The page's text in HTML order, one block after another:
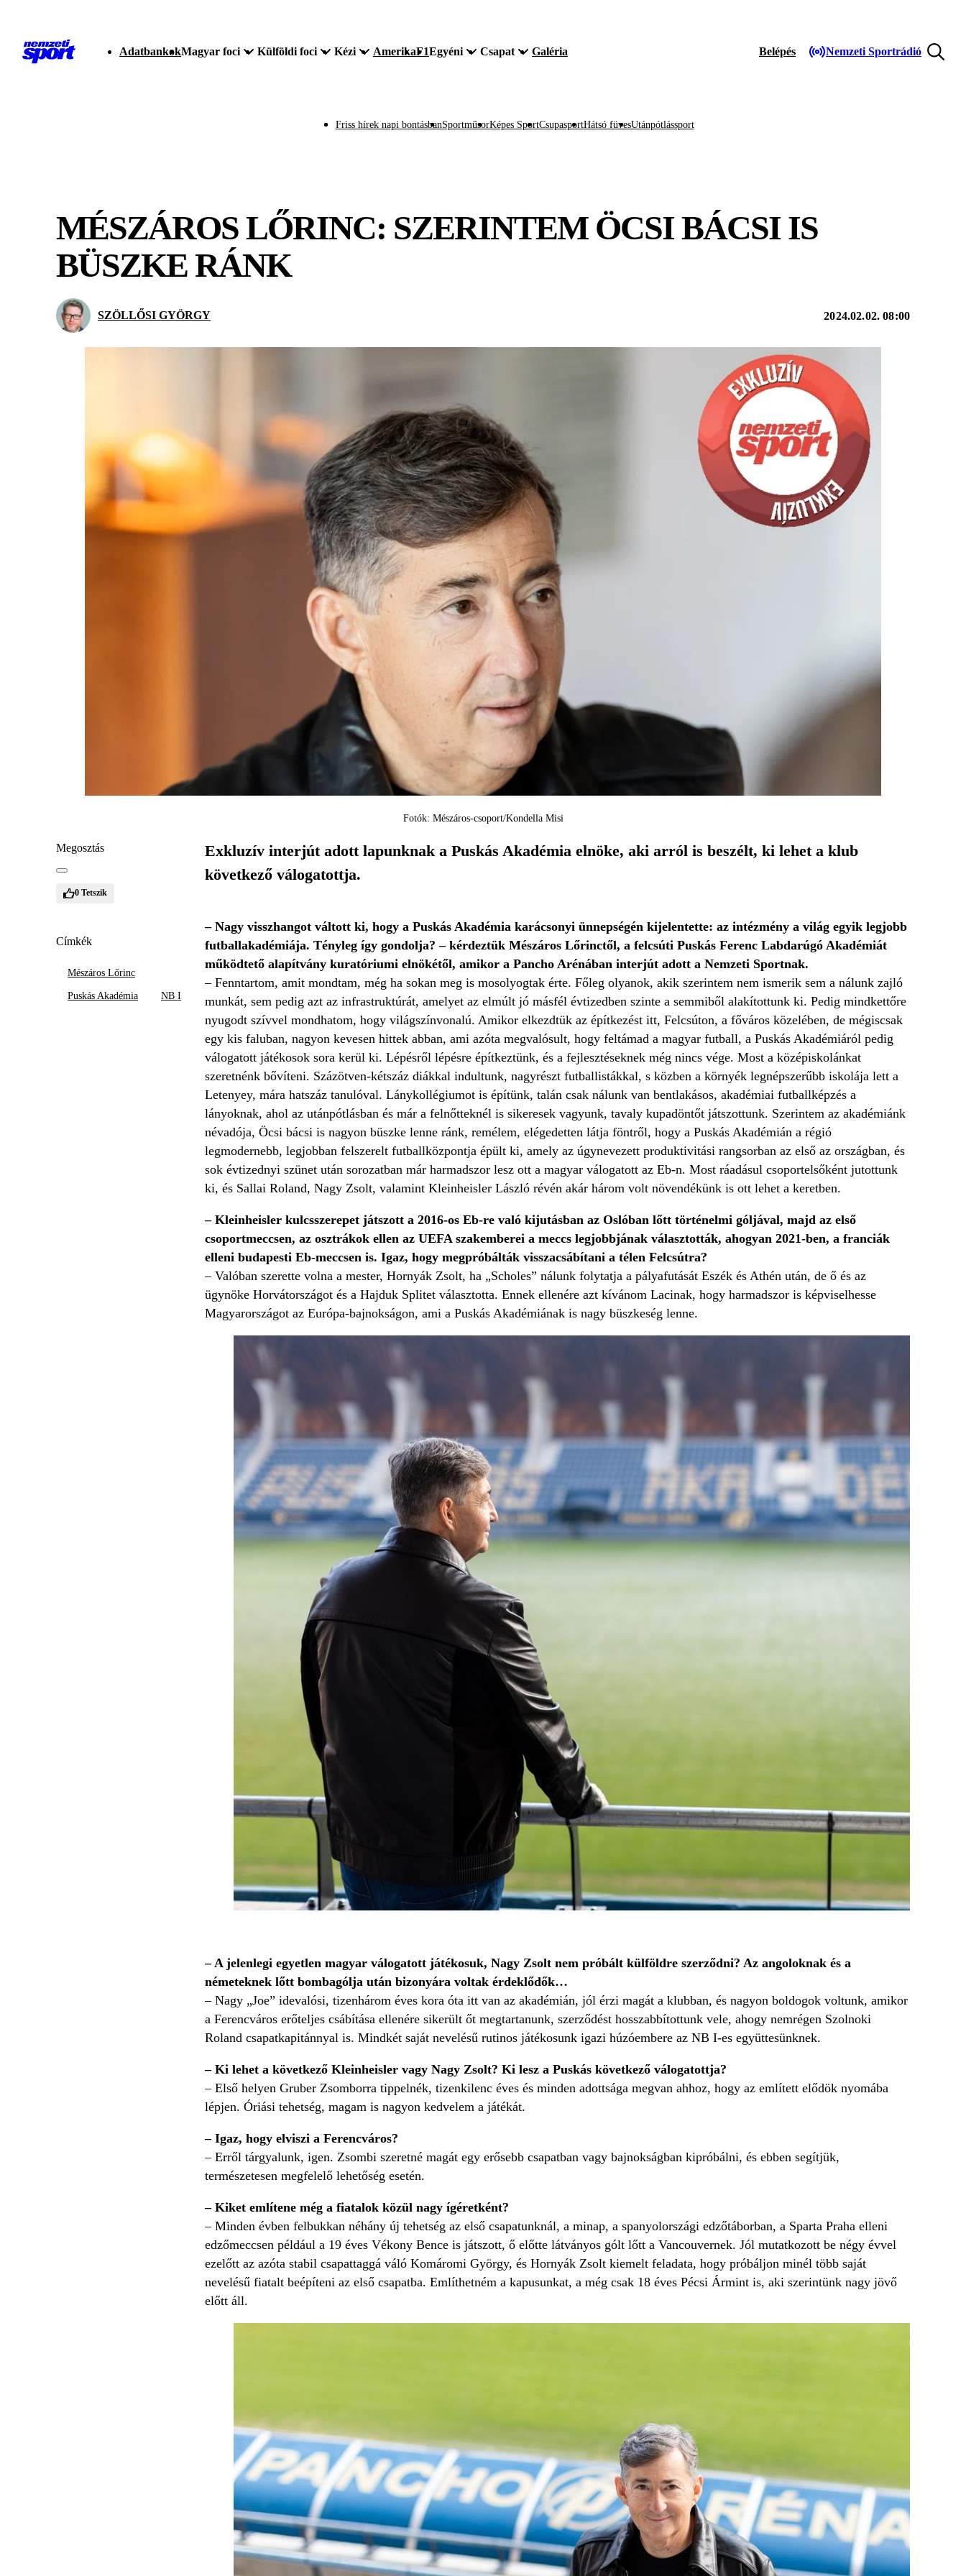
AdatbankokMagyar foci Külföldi foci Kézi AmerikaF1Egyéni Csapat Galéria Belépés Nemzeti Sportrádió
Friss hírek napi bontásbanSportműsorKépes SportCsupasportHátsó füvesUtánpótlássport
MÉSZÁROS LŐRINC: SZERINTEM ÖCSI BÁCSI IS
BÜSZKE RÁNK
SZÖLLŐSI GYÖRGY 2024.02.02. 08:00
Fotók: Mészáros-csoport/Kondella Misi
Megosztás
0 Tetszik
Címkék
Mészáros Lőrinc
Puskás Akadémia NB I
Exkluzív interjút adott lapunknak a Puskás Akadémia elnöke, aki arról is beszélt, ki lehet a klub
következő válogatottja.
– Nagy visszhangot váltott ki, hogy a Puskás Akadémia karácsonyi ünnepségén kijelentette: az intézmény a világ egyik legjobb
futballakadémiája. Tényleg így gondolja? – kérdeztük Mészáros Lőrinctől, a felcsúti Puskás Ferenc Labdarúgó Akadémiát
működtető alapítvány kuratóriumi elnökétől, amikor a Pancho Arénában interjút adott a Nemzeti Sportnak.
– Fenntartom, amit mondtam, még ha sokan meg is mosolyogtak érte. Főleg olyanok, akik szerintem nem ismerik sem a nálunk zajló
munkát, sem pedig azt az infrastruktúrát, amelyet az elmúlt jó másfél évtizedben szinte a semmiből alakítottunk ki. Pedig mindkettőre
nyugodt szívvel mondhatom, hogy világszínvonalú. Amikor elkezdtük az építkezést itt, Felcsúton, a főváros közelében, de mégiscsak
egy kis faluban, nagyon kevesen hittek abban, ami azóta megvalósult, hogy feltámad a magyar futball, a Puskás Akadémiáról pedig
válogatott játékosok sora kerül ki. Lépésről lépésre építkeztünk, és a fejlesztéseknek még nincs vége. Most a középiskolánkat
szeretnénk bővíteni. Százötven-kétszáz diákkal indultunk, nagyrészt futballistákkal, s közben a környék legnépszerűbb iskolája lett a
Letenyey, mára hatszáz tanulóval. Lánykollégiumot is építünk, talán csak nálunk van bentlakásos, akadémiai futballképzés a
lányoknak, ahol az utánpótlásban és már a felnőtteknél is sikeresek vagyunk, tavaly kupadöntőt játszottunk. Szerintem az akadémiánk
névadója, Öcsi bácsi is nagyon büszke lenne ránk, remélem, elégedetten látja föntről, hogy a Puskás Akadémián a régió
legmodernebb, legjobban felszerelt futballközpontja épült ki, amely az úgynevezett produktivitási rangsorban az első az országban, és
sok évtizednyi szünet után sorozatban már harmadszor lesz ott a magyar válogatott az Eb-n. Most ráadásul csoportelsőként jutottunk
ki, és Sallai Roland, Nagy Zsolt, valamint Kleinheisler László révén akár három volt növendékünk is ott lehet a keretben.
– Kleinheisler kulcsszerepet játszott a 2016-os Eb-re való kijutásban az Oslóban lőtt történelmi góljával, majd az első
csoportmeccsen, az osztrákok ellen az UEFA szakemberei a meccs legjobbjának választották, ahogyan 2021-ben, a franciák
elleni budapesti Eb-meccsen is. Igaz, hogy megpróbálták visszacsábítani a télen Felcsútra?
– Valóban szerette volna a mester, Hornyák Zsolt, ha „Scholes” nálunk folytatja a pályafutását Eszék és Athén után, de ő és az
ügynöke Horvátországot és a Hajduk Splitet választotta. Ennek ellenére azt kívánom Lacinak, hogy harmadszor is képviselhesse
Magyarországot az Európa-bajnokságon, ami a Puskás Akadémiának is nagy büszkeség lenne.
– A jelenlegi egyetlen magyar válogatott játékosuk, Nagy Zsolt nem próbált külföldre szerződni? Az angoloknak és a
németeknek lőtt bombagólja után bizonyára voltak érdeklődők…
– Nagy „Joe” idevalósi, tizenhárom éves kora óta itt van az akadémián, jól érzi magát a klubban, és nagyon boldogok voltunk, amikor
a Ferencváros erőteljes csábítása ellenére sikerült őt megtartanunk, szerződést hosszabbítottunk vele, ahogy nemrégen Szolnoki
Roland csapatkapitánnyal is. Mindkét saját nevelésű rutinos játékosunk igazi húzóembere az NB I-es együttesünknek.
– Ki lehet a következő Kleinheisler vagy Nagy Zsolt? Ki lesz a Puskás következő válogatottja?
– Első helyen Gruber Zsomborra tippelnék, tizenkilenc éves és minden adottsága megvan ahhoz, hogy az említett elődök nyomába
lépjen. Óriási tehetség, magam is nagyon kedvelem a játékát.
– Igaz, hogy elviszi a Ferencváros?
– Erről tárgyalunk, igen. Zsombi szeretné magát egy erősebb csapatban vagy bajnokságban kipróbálni, és ebben segítjük,
természetesen megfelelő lehetőség esetén.
– Kiket említene még a fiatalok közül nagy ígéretként?
– Minden évben felbukkan néhány új tehetség az első csapatunknál, a minap, a spanyolországi edzőtáborban, a Sparta Praha elleni
edzőmeccsen például a 19 éves Vékony Bence is játszott, ő előtte látványos gólt lőtt a Vancouvernek. Jól mutatkozott be négy évvel
ezelőtt az azóta stabil csapattaggá váló Komáromi György, és Hornyák Zsolt kiemelt feladata, hogy próbáljon minél több saját
nevelésű fiatalt beépíteni az első csapatba. Említhetném a kapusunkat, a még csak 18 éves Pécsi Ármint is, aki szerintünk nagy jövő
előtt áll.